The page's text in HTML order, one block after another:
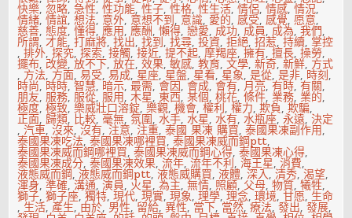
快樂,忽略,急性,性功能,性子,性格,性生活,情侶,情感,情況,
情緒,情誼,想法, 意外, 意想不到, 意識, 愛的,感受,感覺,愿意,
慈善, 態度,懂得,應用,應酬,懶得,戀愛, 成功, 成員, 成為,我們,
所謂,才能,打麻將,找出,找到,找尋,投資,拒絕,招惹,持續,掌控
,排外,探究,探索,接觸,接近,提不起,摩羯座,擁有,擅長,操勞,
擺布, 改變,放不下,放在,效果,敏感,教育,文學,新奇,新鮮, 方式
, 方法, 方面,易受,易成, 星座, 星盤, 星看, 星象,是從,是非, 時刻,
時尚, 時時,智慧, 暗示,最需, 會因, 會成, 會有, 月亮,有時,有關,
朋友,服務,服從,服用,木星,東西,某個,桃花,條件, 業務, 業的,
極度,極致,樂威壯口溶錠,樂觀,機會,權利,權力,欺負,欺騙,
正面,歸類, 比較,毫無,氛圍,水手,水星,水有,水瓶座,永遠,決定
,汽車,沒來,沒有,注意, 注重,泰國 果凍 購買,泰國果凍副作用,
泰國果凍吃法,泰國果凍哪裡買,泰國果凍威而鋼ptt,
泰國果凍威而鋼哪裡買,泰國果凍威而鋼心得,泰國果凍心得,
泰國果凍成分,泰國果凍效果,流年,流年不利,海王星,消費,
液態威而鋼,液態威而鋼ptt,液態威購買,液體,深入,清秀,渴望,
渾身,準確,溝通,演員, 火星,為主,無情, 照顧,父母,物質,犧牲,
獅子,獅子座,獨特,現代,現實,現象,理學,理念,環境,甘愿,生命
,生活,產生, 由於, 男性, 留給,異性, 當下, 當然,療法,發出,發展,